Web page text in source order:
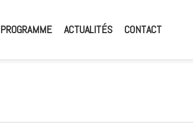
PROGRAMME ACTUALITÉS CONTACT